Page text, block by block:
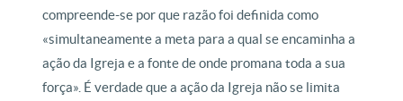
compreende-se por que razão foi definida como
«simultaneamente a meta para a qual se encaminha a
ação da Igreja e a fonte de onde promana toda a sua
força». É verdade que a ação da Igreja não se limita